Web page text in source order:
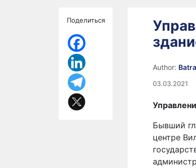
Поделиться
Author:
03.03.2021
Бывший
центре